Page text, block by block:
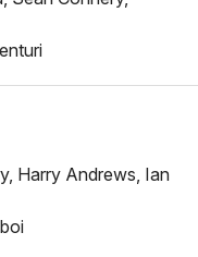
Harry Andrews, Ian